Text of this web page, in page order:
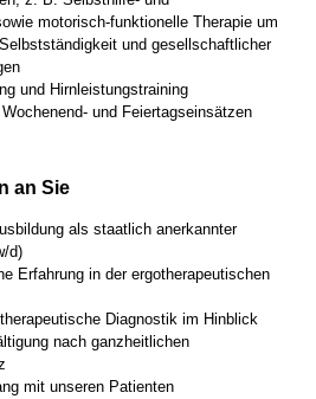
motorisch-funktionelle Therapie um
und gesellschaftlicher
und Hirnleistungstraining
und Feiertagseinsätzen
an Sie
als staatlich anerkannter
d)
Erfahrung in der ergotherapeutischen
Diagnostik im Hinblick
nach ganzheitlichen
mit unseren Patienten